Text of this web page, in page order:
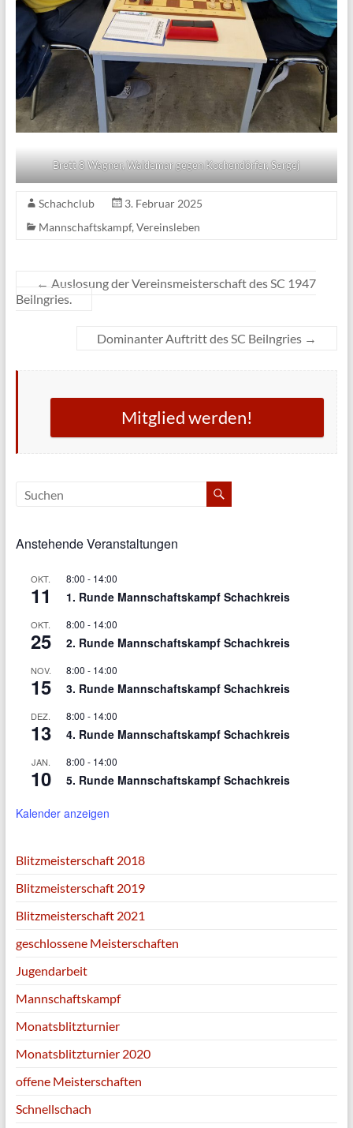
Brett 8 Wagner, Waldemar gegen Kochendörfer, Sergej
Schachclub
3. Februar 2025
Mannschaftskampf, Vereinsleben
← Auslosung der Vereinsmeisterschaft des SC 1947
Beilngries.
Dominanter Auftritt des SC Beilngries →
Mitglied werden!
Anstehende Veranstaltungen
OKT.
11
8:00 - 14:00
1. Runde Mannschaftskampf Schachkreis
OKT.
25
8:00 - 14:00
2. Runde Mannschaftskampf Schachkreis
NOV.
15
8:00 - 14:00
3. Runde Mannschaftskampf Schachkreis
DEZ.
13
8:00 - 14:00
4. Runde Mannschaftskampf Schachkreis
JAN.
10
8:00 - 14:00
5. Runde Mannschaftskampf Schachkreis
Kalender anzeigen
Blitzmeisterschaft 2018
Blitzmeisterschaft 2019
Blitzmeisterschaft 2021
geschlossene Meisterschaften
Jugendarbeit
Mannschaftskampf
Monatsblitzturnier
Monatsblitzturnier 2020
offene Meisterschaften
Schnellschach